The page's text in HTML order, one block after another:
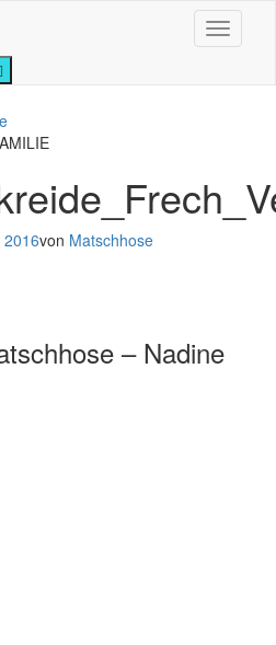
2016von Matschhose
– Nadine